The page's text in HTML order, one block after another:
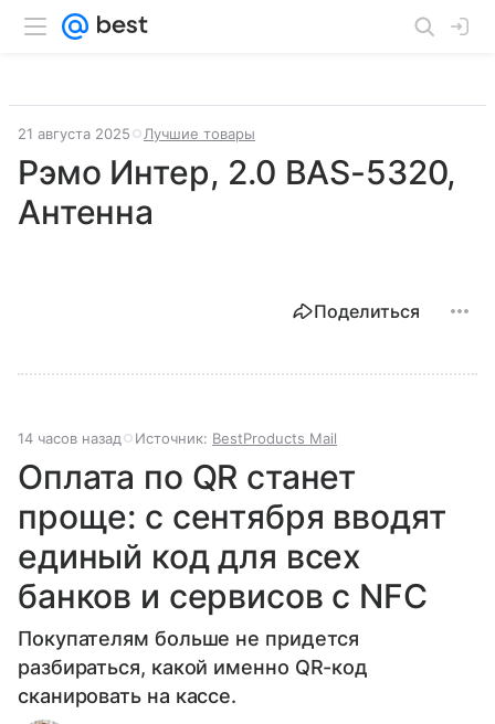
21 августа 2025 Лучшие товары
Рэмо Интер, 2.0 BAS-5320,
Антенна
Поделиться
14 часов назад Источник: BestProducts Mail
Оплата по QR станет
проще: с сентября вводят
единый код для всех
банков и сервисов с NFC
Покупателям больше не придется
разбираться, какой именно QR-код
сканировать на кассе.